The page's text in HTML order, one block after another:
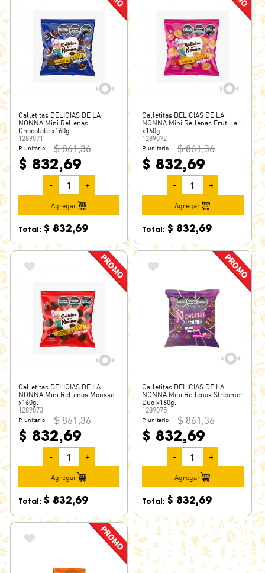
Galletitas DELICIAS DE LA
NONNA Mini Rellenas
Chocolate x160g.
1289071
P. unitario $ 861,36
$ 832,69
- +
Agregar
Total: $ 832,69
Galletitas DELICIAS DE LA
NONNA Mini Rellenas Frutilla
x160g.
1289072
P. unitario $ 861,36
$ 832,69
- +
Agregar
Total: $ 832,69
Galletitas DELICIAS DE LA
NONNA Mini Rellenas Mousse
x160g.
1289073
P. unitario $ 861,36
$ 832,69
- +
Agregar
Total: $ 832,69
Galletitas DELICIAS DE LA
NONNA Mini Rellenas Streamer
Duo x160g.
1289075
P. unitario $ 861,36
$ 832,69
- +
Agregar
Total: $ 832,69